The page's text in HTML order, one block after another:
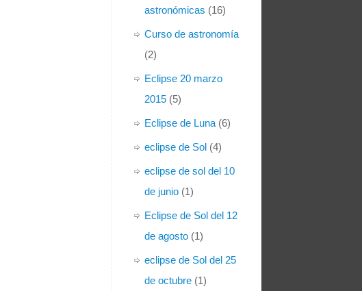
astronómicas (16)
Curso de astronomía
(2)
Eclipse 20 marzo
2015 (5)
Eclipse de Luna (6)
eclipse de Sol (4)
eclipse de sol del 10
de junio (1)
Eclipse de Sol del 12
de agosto (1)
eclipse de Sol del 25
de octubre (1)